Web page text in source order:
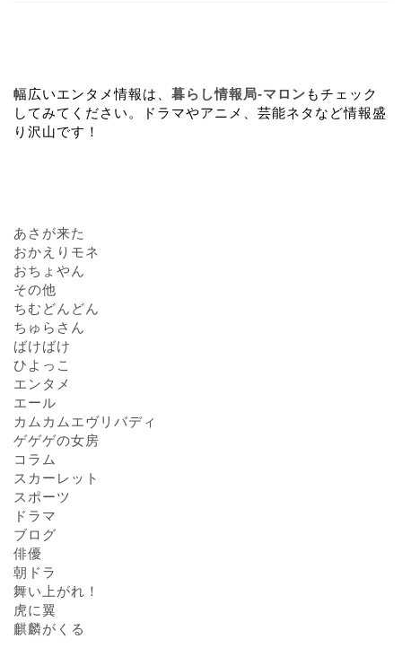
幅広いエンタメ情報は、 暮らし情報局-マロンもチェック
してみてください。ドラマやアニメ、芸能ネタなど情報盛
り沢山です！
あさが来た
おかえりモネ
おちょやん
その他
ちむどんどん
ちゅらさん
ばけばけ
ひよっこ
エンタメ
エール
カムカムエヴリバディ
ゲゲゲの女房
コラム
スカーレット
スポーツ
ドラマ
ブログ
俳優
朝ドラ
舞い上がれ！
虎に翼
麒麟がくる